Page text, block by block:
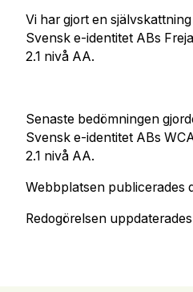
Vi har gjort en
Svensk e-identitet ABs
2.1 nivå AA.
Senaste bedömningen
Svensk e-identitet ABs
2.1 nivå AA.
Webbplatsen publicerades
Redogörelsen